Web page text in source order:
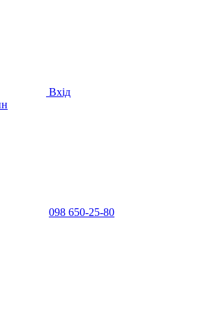
Вхід
098 650-25-80